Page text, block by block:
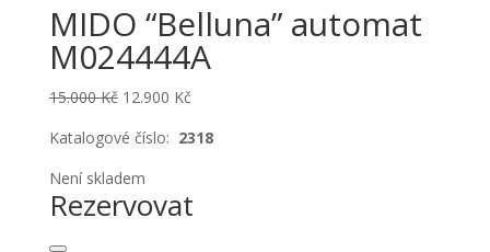
MIDO “Belluna” automat
M024444A
15.000Kč Original
was:
15.000 Kč.
12.900 KčCurrent
is:
Katalogové číslo: 2318
Není skladem
Rezervovat